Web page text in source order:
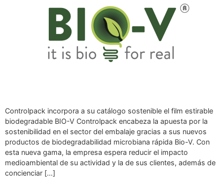
Controlpack incorpora a su catálogo sostenible el film estirable
biodegradable BIO-V Controlpack encabeza la apuesta por la
sostenibilidad en el sector del embalaje gracias a sus nuevos
productos de biodegradabilidad microbiana rápida Bio-V. Con
esta nueva gama, la empresa espera reducir el impacto
medioambiental de su actividad y la de sus clientes, además de
concienciar […]